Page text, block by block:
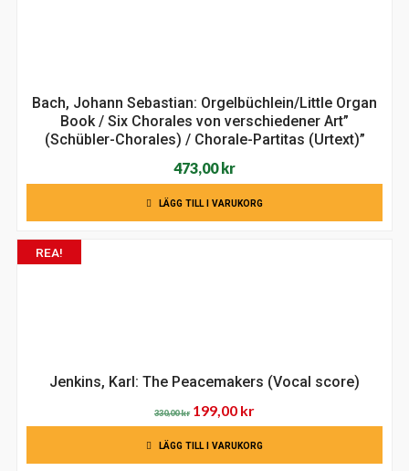
Bach, Johann Sebastian: Orgelbüchlein/Little Organ
Book / Six Chorales von verschiedener Art”
(Schübler-Chorales) / Chorale-Partitas (Urtext)”
473,00kr
LÄGG TILL I VARUKORG
REA!
Jenkins, Karl: The Peacemakers (Vocal score)
330,00kr Det
ursprungliga
priset
199,00 krDet
nuvarande
priset
LÄGG TILL I VARUKORG